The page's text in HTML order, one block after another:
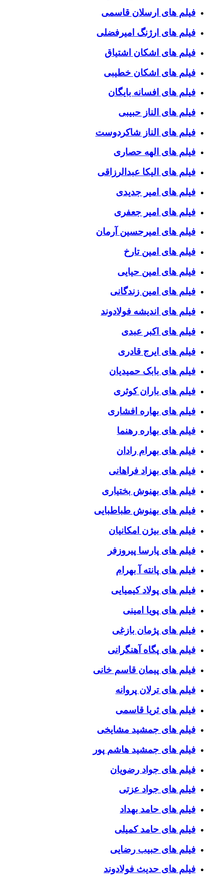
فیلم های ارسلان قاسمی
فیلم های ارژنگ امیرفضلی
فیلم های اشکان اشتیاق
فیلم های اشکان خطیبی
فیلم های افسانه بایگان
فیلم های الناز حبیبی
فیلم های الناز شاکردوست
فیلم های الهه حصاری
فیلم های الیکا عبدالرزاقی
فیلم های امیر جدیدی
فیلم های امیر جعفری
فیلم های امیرحسین آرمان
فیلم های امین تارخ
فیلم های امین حیایی
فیلم های امین زندگانی
فیلم های اندیشه فولادوند
فیلم های اکبر عبدی
فیلم های ایرج قادری
فیلم های بابک حمیدیان
فیلم های باران کوثری
فیلم های بهاره افشاری
فیلم های بهاره رهنما
فیلم های بهرام رادان
فیلم های بهزاد فراهانی
فیلم های بهنوش بختیاری
فیلم های بهنوش طباطبایی
فیلم های بیژن امکانیان
فیلم های پارسا پیروزفر
فیلم های پانته آ بهرام
فیلم های پولاد کیمیایی
فیلم های پویا امینی
فیلم های پژمان بازغی
فیلم های پگاه آهنگرانی
فیلم های پیمان قاسم خانی
فیلم های ترلان پروانه
فیلم های ثریا قاسمی
فیلم های جمشید مشایخی
فیلم های جمشید هاشم پور
فیلم های جواد رضویان
فیلم های جواد عزتی
فیلم های حامد بهداد
فیلم های حامد کمیلی
فیلم های حبیب رضایی
فیلم های حدیث فولادوند